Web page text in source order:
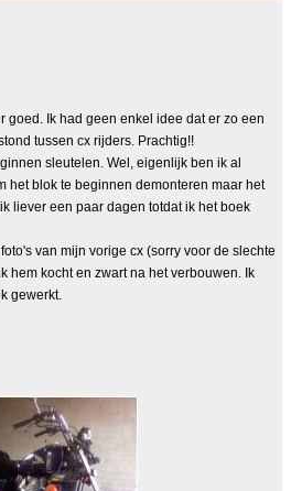
goed. Ik had geen enkel idee dat er zo een
tussen cx rijders. Prachtig!!
sleutelen. Wel, eigenlijk ben ik al
het blok te beginnen demonteren maar het
liever een paar dagen totdat ik het boek
van mijn vorige cx (sorry voor de slechte
hem kocht en zwart na het verbouwen. Ik
gewerkt.